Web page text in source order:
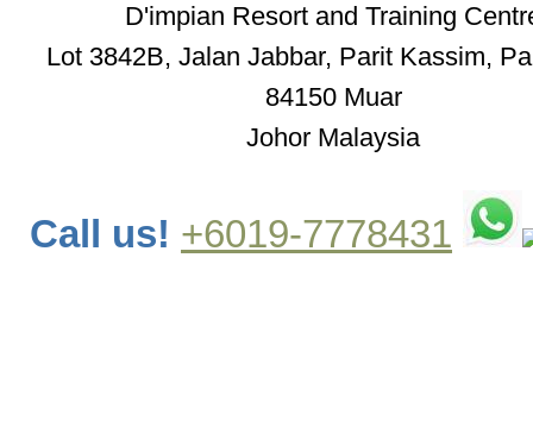
D'impian Resort and Training
Lot 3842B, Jalan Jabbar, Parit Kassim,
84150 Muar
Johor Malaysia
Call us! +6019-7778431